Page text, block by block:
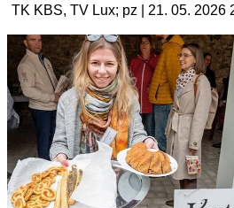
TK KBS, TV Lux; pz | 21. 05. 2026